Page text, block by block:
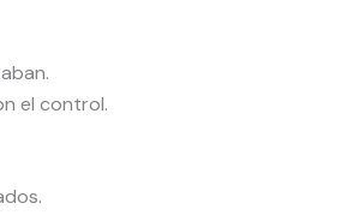
el control.